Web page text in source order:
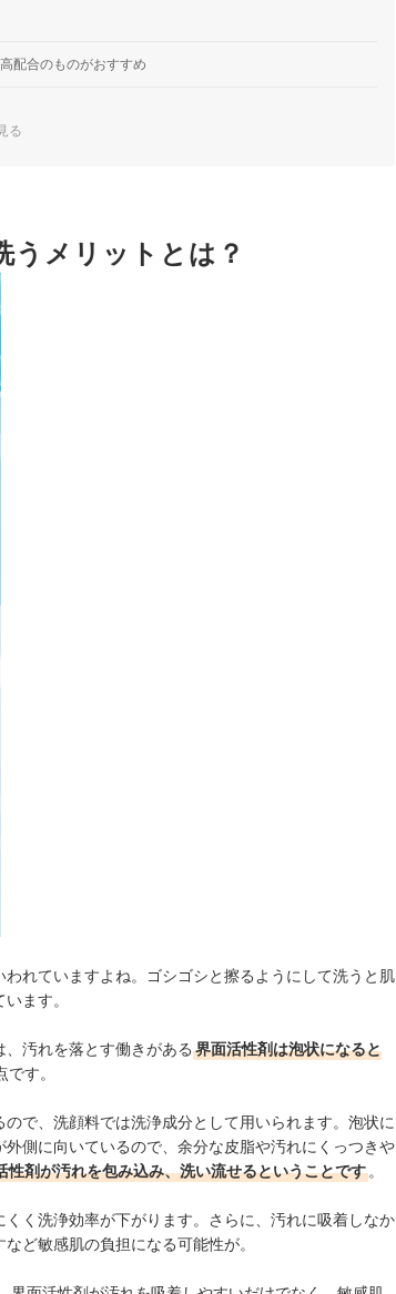
配合のものがおすすめ
しよう
る
うメリットとは？
れていますよね。ゴシゴシと擦るようにして洗うと肌
ます。
汚れを落とす働きがある 界面活性剤は泡状になると
です。
で、洗顔料では洗浄成分として用いられます。泡状に
側に向いているので、余分な皮脂や汚れにくっつきや
剤が汚れを包み込み、洗い流せるということです 。
く洗浄効率が下がります。さらに、汚れに吸着しなか
など敏感肌の負担になる可能性が。